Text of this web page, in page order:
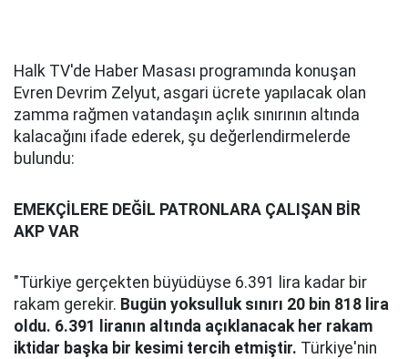
Halk TV'de Haber Masası programında konuşan
Evren Devrim Zelyut, asgari ücrete yapılacak olan
zamma rağmen vatandaşın açlık sınırının altında
kalacağını ifade ederek, şu değerlendirmelerde
bulundu:
EMEKÇİLERE DEĞİL PATRONLARA ÇALIŞAN BİR
AKP VAR
"Türkiye gerçekten büyüdüyse 6.391 lira kadar bir
rakam gerekir. Bugün yoksulluk sınırı 20 bin 818 lira
oldu. 6.391 liranın altında açıklanacak her rakam
iktidar başka bir kesimi tercih etmiştir. Türkiye'nin